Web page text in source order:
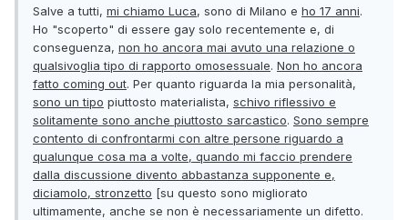
Salve a tutti, mi chiamo Luca, sono di Milano e ho 17 anni.
Ho "scoperto" di essere gay solo recentemente e, di
conseguenza, non ho ancora mai avuto una relazione o
qualsivoglia tipo di rapporto omosessuale. Non ho ancora
fatto coming out. Per quanto riguarda la mia personalità,
sono un tipo piuttosto materialista, schivo riflessivo e
solitamente sono anche piuttosto sarcastico. Sono sempre
contento di confrontarmi con altre persone riguardo a
qualunque cosa ma a volte, quando mi faccio prendere
dalla discussione divento abbastanza supponente e,
diciamolo, stronzetto [su questo sono migliorato
ultimamente, anche se non è necessariamente un difetto.